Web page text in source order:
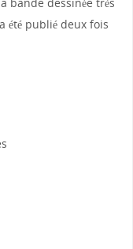
été publié deux fois